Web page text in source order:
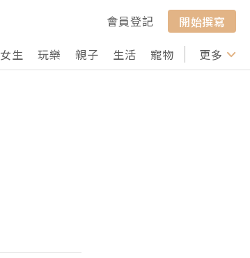
會員登記
開始撰寫
女生 玩樂 親子 生活 寵物 行山 打卡
更多